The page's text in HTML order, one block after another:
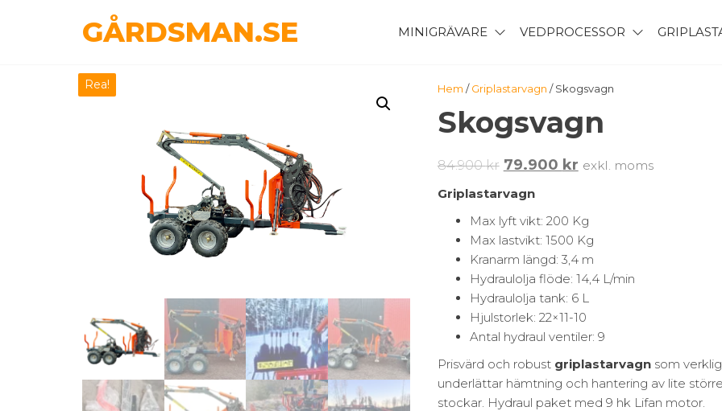
GÅRDSMAN.SE MINIGRÄVARE VEDPROCESSOR
Rea! Hem /Griplastarvagn / Skogsvagn
Skogsvagn
84.900kr Det
var:
84.900 kr.
79.900 krDet
är:
79.900 kr.
exkl. moms
Griplastarvagn
Max lyft vikt: 200 Kg
Max lastvikt: 1500 Kg
Kranarm längd: 3,4 m
Hydraulolja flöde: 14,4 L/min
Hydraulolja tank: 6 L
Hjulstorlek: 22×11-10
Antal hydraul ventiler: 9
Prisvärd och robust griplastarvagnsom
underlättar hämtning och hantering av lite
stockar. Hydraul paket med 9 hk Lifan motor.